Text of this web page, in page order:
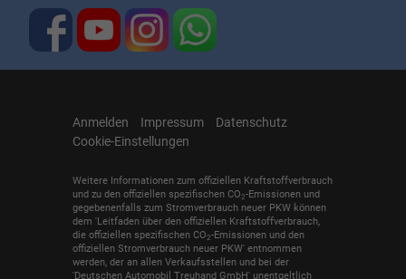
Anmelden Impressum
Datenschutz
Cookie-Einstellungen
Weitere Informationen zum offiziellen Kraftstoffverbrauch
und zu den offiziellen spezifischen CO2-Emissionen und
gegebenenfalls zum Stromverbrauch neuer PKW können
dem 'Leitfaden über den offiziellen Kraftstoffverbrauch,
die offiziellen spezifischen CO2-Emissionen und den
offiziellen Stromverbrauch neuer PKW' entnommen
werden, der an allen Verkaufsstellen und bei der
'Deutschen Automobil Treuhand GmbH' unentgeltlich